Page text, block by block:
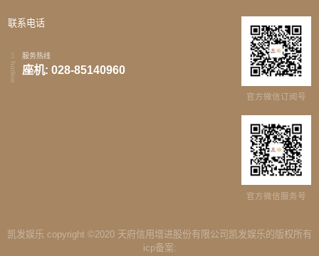
联系电话
hotline
服务热线
座机: 028-85140960
官方微信订阅号
官方微信服务号
凯发娱乐 copyright ©2020 天府信用增进股份有限公司凯发娱乐的版权所有
icp备案: